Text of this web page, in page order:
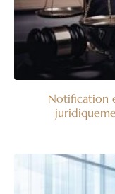
Notification